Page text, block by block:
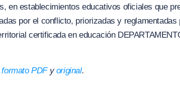
en establecimientos educativos oficiales que
por el conflicto, priorizadas y
certificada en educación
formato PDFyoriginal.